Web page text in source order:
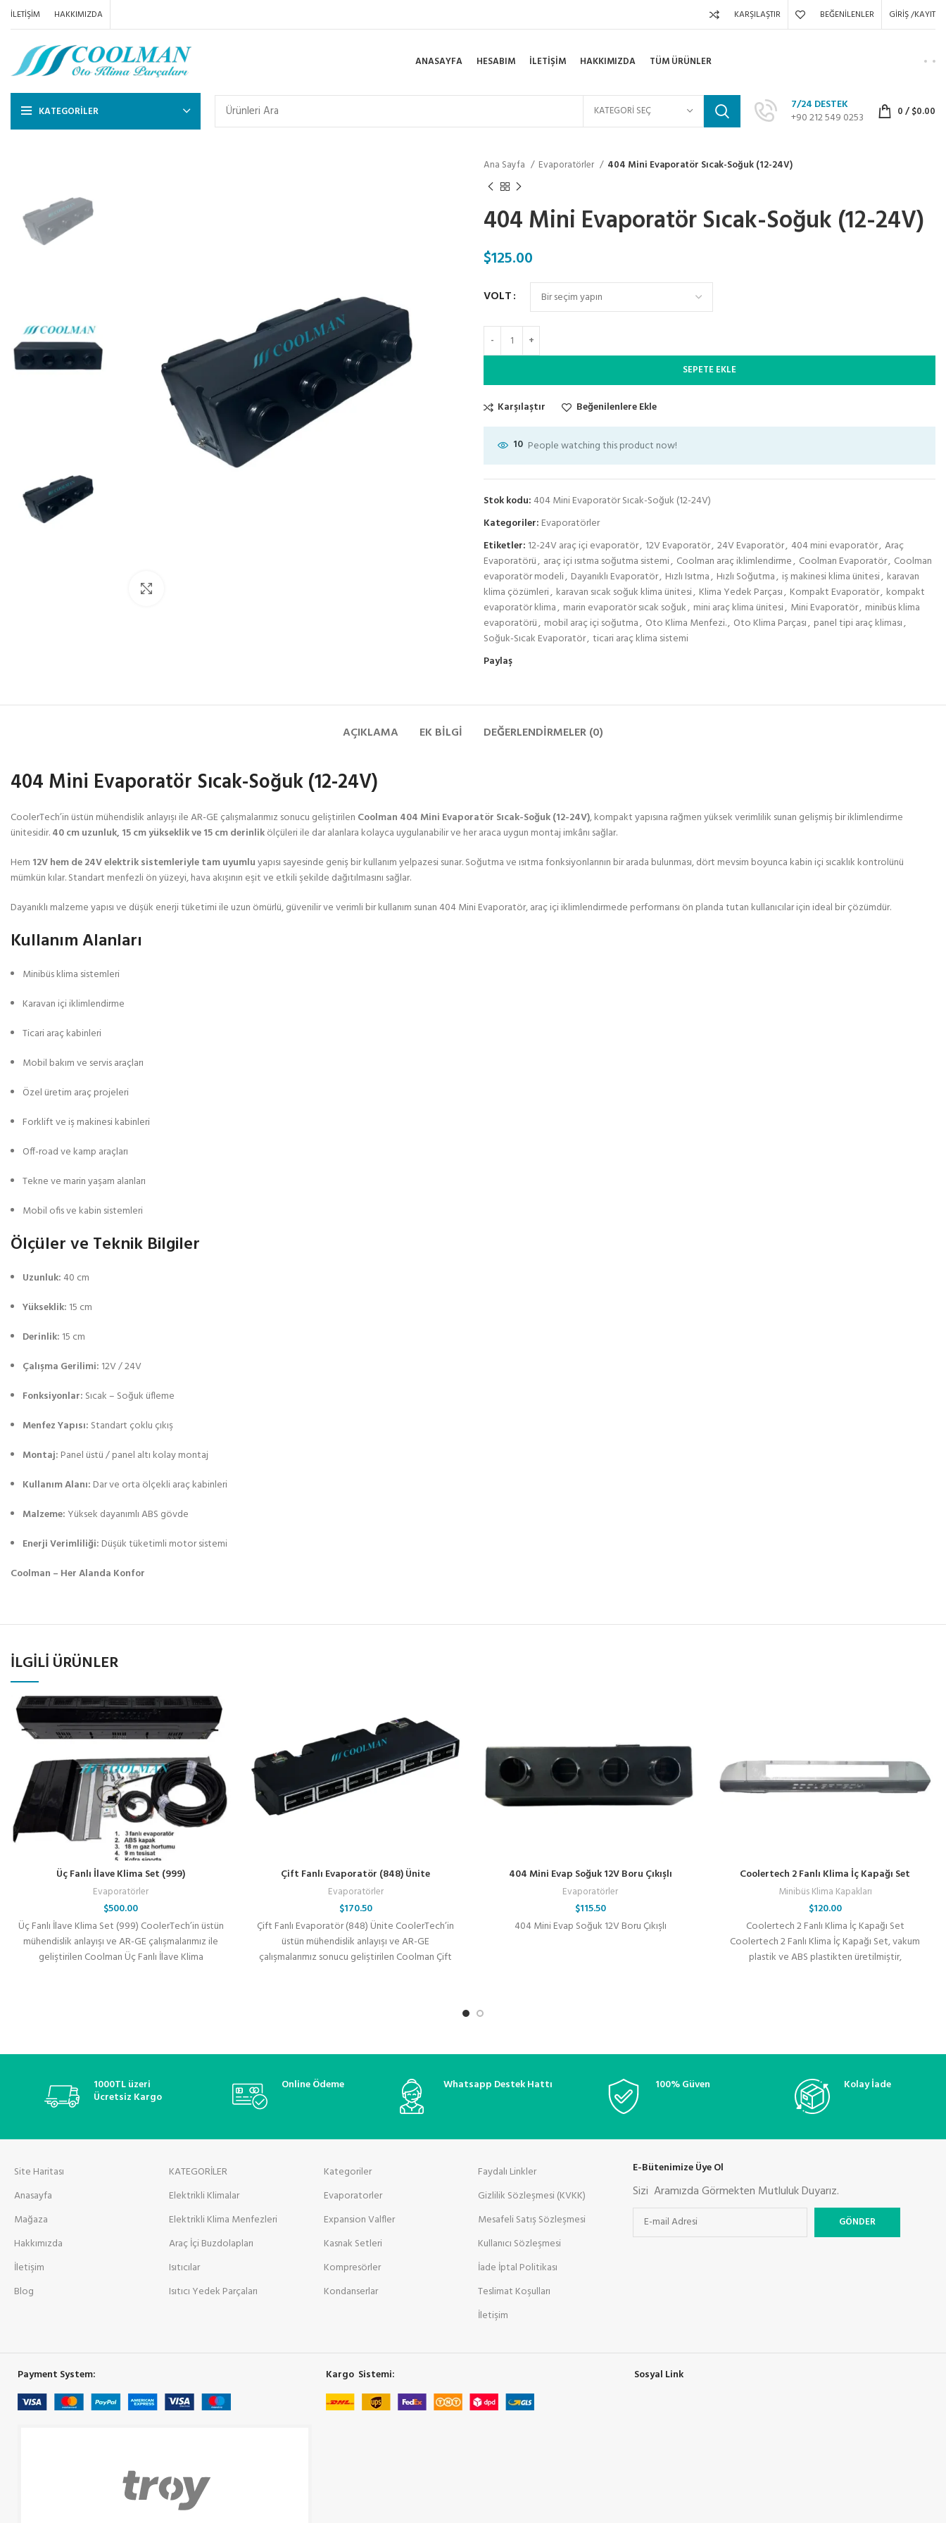
İLETIŞIM HAKKIMIZDA KARŞILAŞTIR BEĞENILENLER GIRIŞ /KAYIT
ANASAYFA HESABIM İLETIŞIM HAKKIMIZDA TÜM ÜRÜNLER
KATEGORILER KATEGORI SEÇ
7/24 DESTEK
+90 212 549 0253
0/$0.00
Ana Sayfa Evaporatörler 404 Mini Evaporatör Sıcak-Soğuk (12-24V)
404 Mini Evaporatör Sıcak-Soğuk (12-24V)
$125.00
VOLT
SEPETE EKLE
Karşılaştır Beğenilenlere Ekle
10 People watching this product now!
Stok kodu: 404 Mini Evaporatör Sıcak-Soğuk (12-24V)
Kategoriler: Evaporatörler
Etiketler: 12-24V araç içi evaporatör, 12V Evaporatör, 24V Evaporatör, 404 mini evaporatör, Araç
Evaporatörü, araç içi ısıtma soğutma sistemi, Coolman araç iklimlendirme, Coolman Evaporatör, Coolman
evaporatör modeli, Dayanıklı Evaporatör, Hızlı Isıtma, Hızlı Soğutma, iş makinesi klima ünitesi, karavan
klima çözümleri, karavan sıcak soğuk klima ünitesi, Klima Yedek Parçası, Kompakt Evaporatör, kompakt
evaporatör klima, marin evaporatör sıcak soğuk, mini araç klima ünitesi, Mini Evaporatör, minibüs klima
evaporatörü, mobil araç içi soğutma, Oto Klima Menfezi., Oto Klima Parçası, panel tipi araç kliması,
Soğuk-Sıcak Evaporatör, ticari araç klima sistemi
Paylaş
AÇIKLAMA EK BILGI DEĞERLENDIRMELER (0)
404 Mini Evaporatör Sıcak-Soğuk (12-24V)
CoolerTech’in üstün mühendislik anlayışı ile AR-GE çalışmalarımız sonucu geliştirilen Coolman 404 Mini Evaporatör Sıcak-Soğuk (12-24V), kompakt yapısına rağmen yüksek verimlilik sunan gelişmiş bir iklimlendirme
ünitesidir.40 cm uzunluk, 15 cm yükseklik ve 15 cm derinlikölçüleri ile dar alanlara kolayca uygulanabilir ve her araca uygun montaj imkânı sağlar.
Hem 12V hem de 24V elektrik sistemleriyle tam uyumluyapısı sayesinde geniş bir kullanım yelpazesi sunar. Soğutma ve ısıtma fonksiyonlarının bir arada bulunması, dört mevsim boyunca kabin içi sıcaklık kontrolünü
mümkün kılar. Standart menfezli ön yüzeyi, hava akışının eşit ve etkili şekilde dağıtılmasını sağlar.
Dayanıklı malzeme yapısı ve düşük enerji tüketimi ile uzun ömürlü, güvenilir ve verimli bir kullanım sunan 404 Mini Evaporatör, araç içi iklimlendirmede performansı ön planda tutan kullanıcılar için ideal bir çözümdür.
Kullanım Alanları
Minibüs klima sistemleri
Karavan içi iklimlendirme
Ticari araç kabinleri
Mobil bakım ve servis araçları
Özel üretim araç projeleri
Forklift ve iş makinesi kabinleri
Off-road ve kamp araçları
Tekne ve marin yaşam alanları
Mobil ofis ve kabin sistemleri
Ölçüler ve Teknik Bilgiler
Uzunluk: 40 cm
Yükseklik: 15 cm
Derinlik: 15 cm
Çalışma Gerilimi: 12V / 24V
Fonksiyonlar: Sıcak – Soğuk üfleme
Menfez Yapısı: Standart çoklu çıkış
Montaj: Panel üstü / panel altı kolay montaj
Kullanım Alanı: Dar ve orta ölçekli araç kabinleri
Malzeme: Yüksek dayanımlı ABS gövde
Enerji Verimliliği: Düşük tüketimli motor sistemi
Coolman – Her Alanda Konfor
İLGILI ÜRÜNLER
Üç Fanlı İlave Klima Set (999)
Evaporatörler
$500.00
Üç Fanlı İlave Klima Set (999) CoolerTech’in üstün
mühendislik anlayışı ve AR-GE çalışmalarımız ile
geliştirilen Coolman Üç Fanlı İlave Klima
Çift Fanlı Evaporatör (848) Ünite
Evaporatörler
$170.50
Çift Fanlı Evaporatör (848) Ünite CoolerTech’in
üstün mühendislik anlayışı ve AR-GE
çalışmalarımız sonucu geliştirilen Coolman Çift
404 Mini Evap Soğuk 12V Boru Çıkışlı
Evaporatörler
$115.50
404 Mini Evap Soğuk 12V Boru Çıkışlı
Coolertech 2 Fanlı Klima İç Kapağı Set
Minibüs Klima Kapakları
$120.00
Coolertech 2 Fanlı Klima İç Kapağı Set
Coolertech 2 Fanlı Klima İç Kapağı Set, vakum
plastik ve ABS plastikten üretilmiştir,
1000TL üzeri
Ücretsiz Kargo
Online Ödeme Whatsapp Destek Hattı 100% Güven Kolay İade
Site Haritası
Anasayfa
Mağaza
Hakkımızda
İletişim
Blog
KATEGORİLER
Elektrikli Klimalar
Elektrikli Klima Menfezleri
Araç İçi Buzdolapları
Isıtıcılar
Isıtıcı Yedek Parçaları
Kategoriler
Evaporatorler
Expansion Valfler
Kasnak Setleri
Kompresörler
Kondanserlar
Faydalı Linkler
Gizlilik Sözleşmesi (KVKK)
Mesafeli Satış Sözleşmesi
Kullanıcı Sözleşmesi
İade İptal Politikası
Teslimat Koşulları
İletişim
E-Bütenimize Üye Ol
Sizi Aramızda Görmekten Mutluluk Duyarız.
Payment System: Kargo Sistemi: Sosyal Link